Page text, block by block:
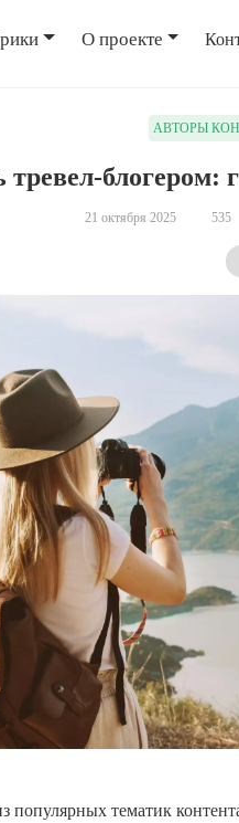
О проекте
АВТОРЫ
тревел-блогером:
21 октября 2025 535
популярных тематик